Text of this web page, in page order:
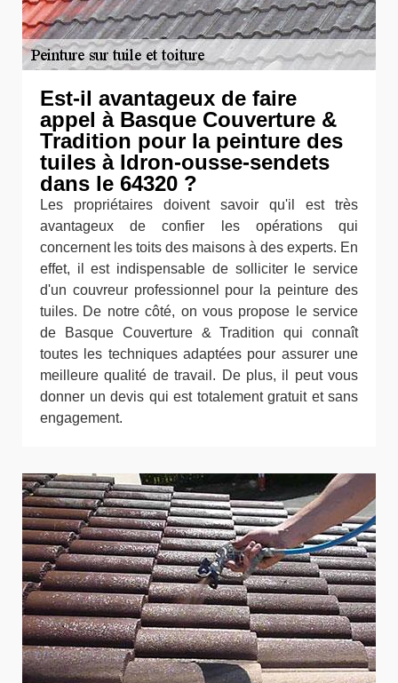
Est-il avantageux de faire
appel à Basque Couverture &
Tradition pour la peinture des
tuiles à Idron-ousse-sendets
dans le 64320 ?
Les propriétaires doivent savoir qu'il est très
avantageux de confier les opérations qui
concernent les toits des maisons à des experts. En
effet, il est indispensable de solliciter le service
d'un couvreur professionnel pour la peinture des
tuiles. De notre côté, on vous propose le service
de Basque Couverture & Tradition qui connaît
toutes les techniques adaptées pour assurer une
meilleure qualité de travail. De plus, il peut vous
donner un devis qui est totalement gratuit et sans
engagement.